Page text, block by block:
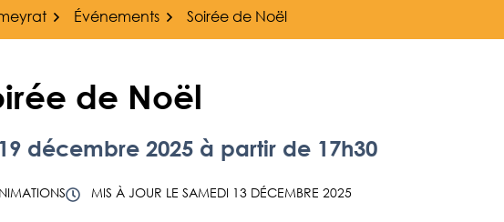
Événements Soirée de Noël
de Noël
19 décembre 2025 à partir de 17h30
MIS À JOUR LE SAMEDI 13 DÉCEMBRE 2025